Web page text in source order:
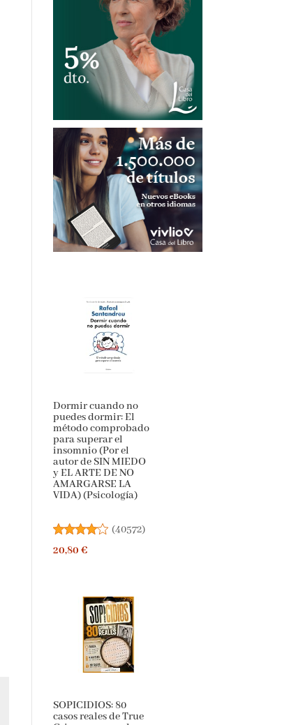
Dormir cuando no
puedes dormir: El
método comprobado
para superar el
insomnio (Por el
autor de SIN MIEDO
y EL ARTE DE NO
AMARGARSE LA
VIDA) (Psicología)
SOPICIDIOS: 80
casos reales de True
Crime para resolver -